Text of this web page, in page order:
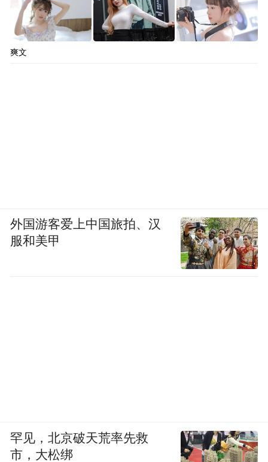
爽文
外国游客爱上中国旅拍、汉
服和美甲
罕见，北京破天荒率先救
市，大松绑